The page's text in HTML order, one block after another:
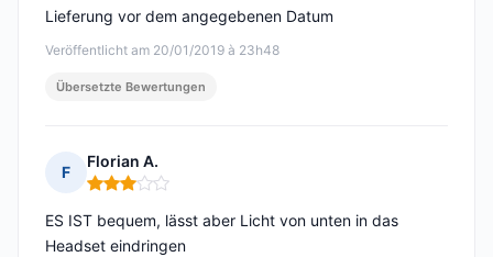
Veröffentlicht am 20/01/2019 à 23h48
Lieferung vor dem angegebenen Datum
Übersetzte Bewertungen
F
Florian A.
Hinweis: 3 von 5
ES IST bequem, lässt aber Licht von unten in das
Headset eindringen